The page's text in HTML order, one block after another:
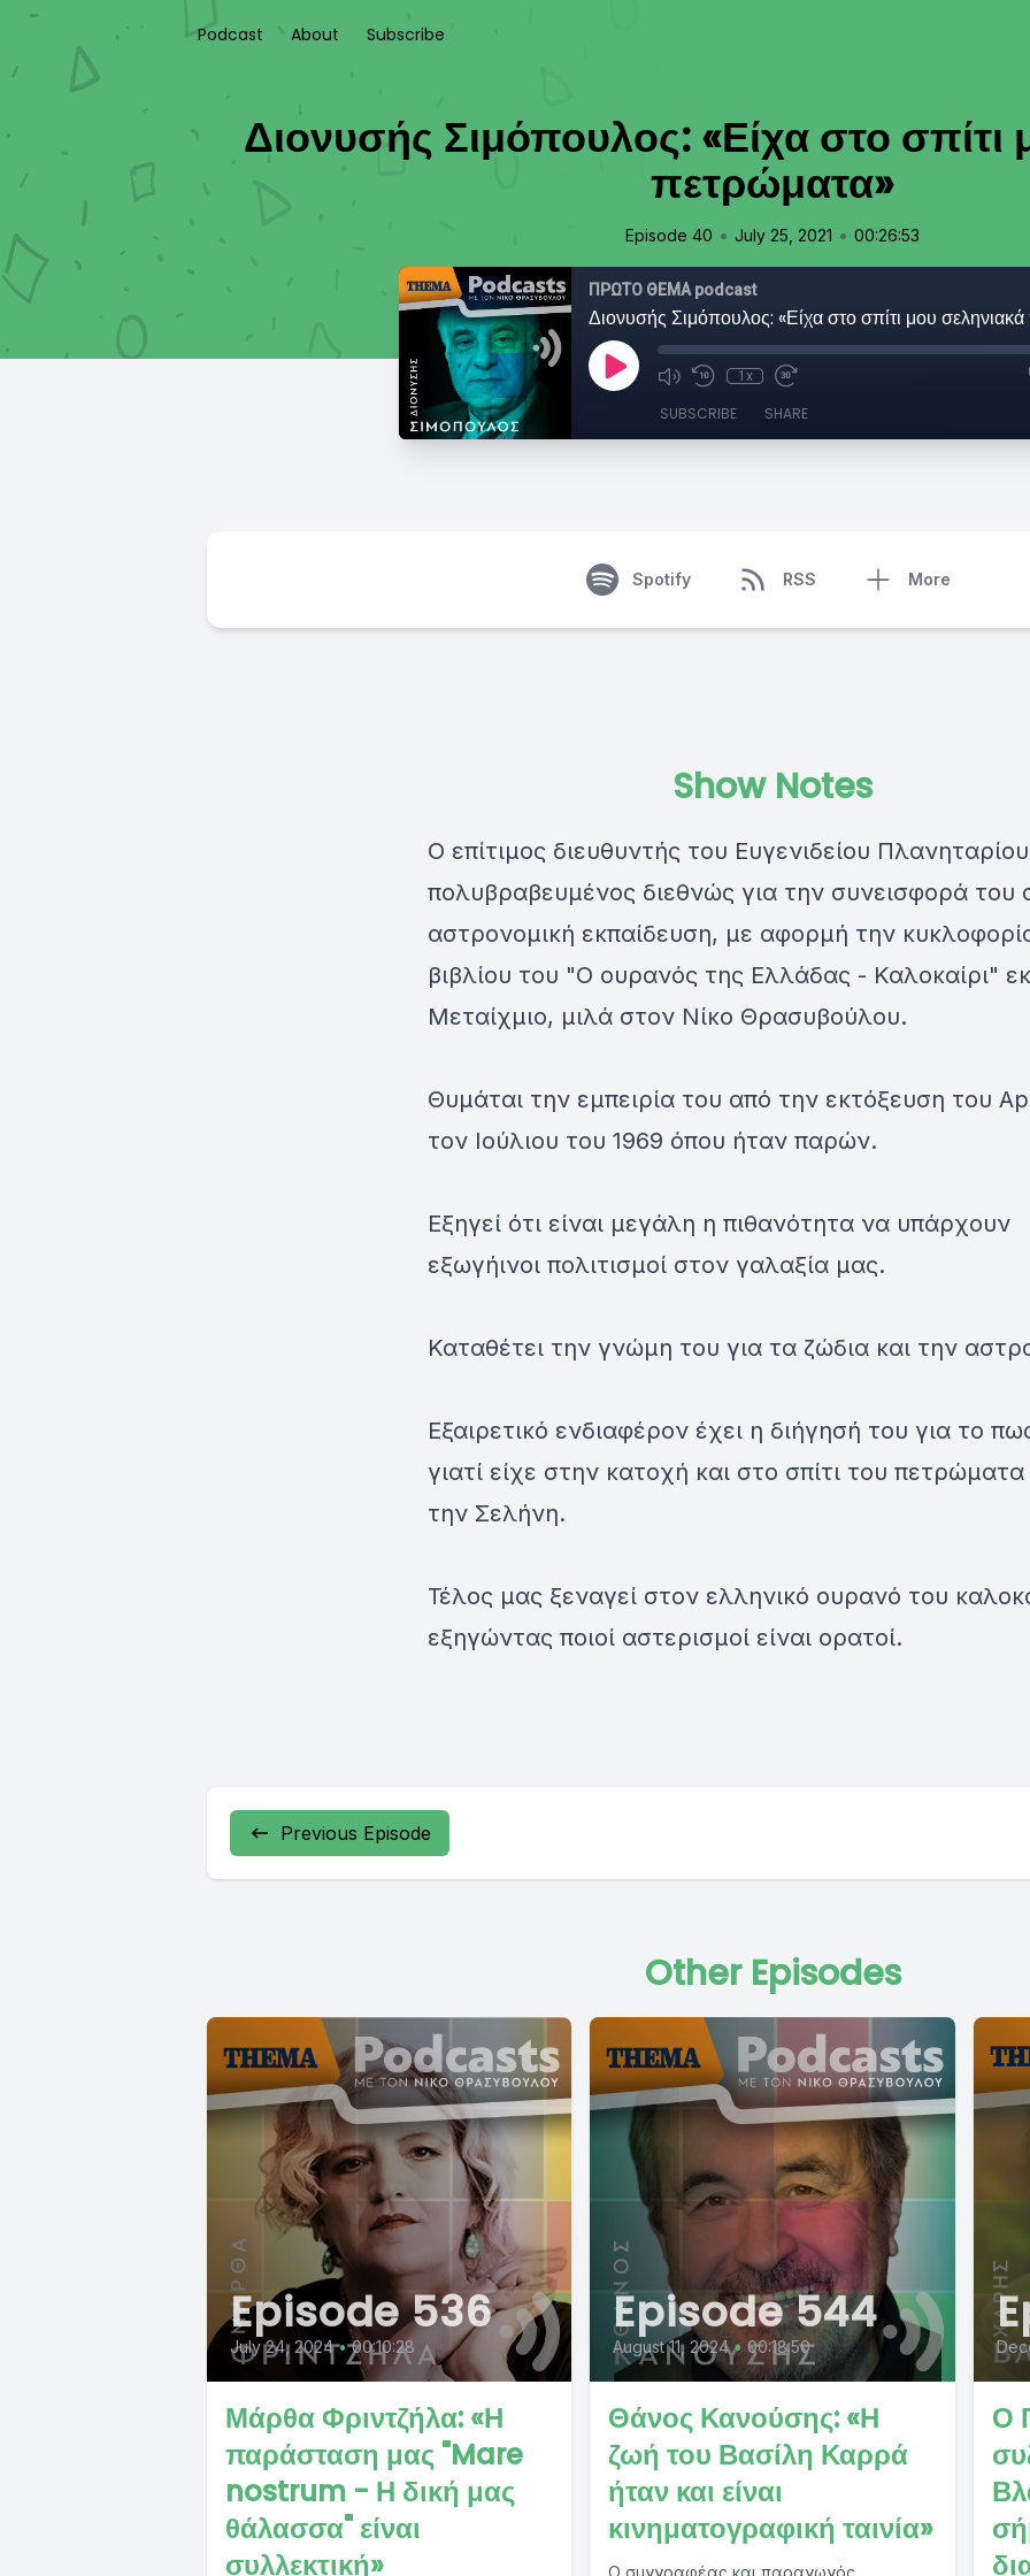
Podcast About Subscribe
Διονυσής Σιμόπουλος: «Είχα στο σπίτι
πετρώματα»
Episode 40 • July 25, 2021 • 00:26:53
ΠΡΩΤΟ ΘΕΜΑ podcast
Διονυσής Σιμόπουλος: «Είχα στο σπίτι μου
1x
SUBSCRIBE SHARE
Spotify RSS More
Show Notes
Ο επίτιμος διευθυντής του Ευγενιδείου
πολυβραβευμένος διεθνώς για την συνεισφορά του
αστρονομική εκπαίδευση, με αφορμή την
βιβλίου του "Ο ουρανός της Ελλάδας - Καλοκαίρι"
Μεταίχμιο, μιλά στον Νίκο Θρασυβούλου.
Θυμάται την εμπειρία του από την εκτόξευση του
τον Ιούλιου του 1969 όπου ήταν παρών.
Εξηγεί ότι είναι μεγάλη η πιθανότητα να υπάρχουν
εξωγήινοι πολιτισμοί στον γαλαξία μας.
Καταθέτει την γνώμη του για τα ζώδια και την
Εξαιρετικό ενδιαφέρον έχει η διήγησή του για το
γιατί είχε στην κατοχή και στο σπίτι του
την Σελήνη.
Τέλος μας ξεναγεί στον ελληνικό ουρανό του
εξηγώντας ποιοί αστερισμοί είναι ορατοί.
Previous Episode
Other Episodes
Episode 536
July 24, 2024 • 00:10:28
Μάρθα Φριντζήλα: «Η
παράσταση μας "Mare
nostrum - Η δική μας
θάλασσα" είναι
συλλεκτική»
Episode 544
August 11, 2024 • 00:18:50
Θάνος Κανούσης: «Η
ζωή του Βασίλη Καρρά
ήταν και είναι
κινηματογραφική ταινία»
Ο